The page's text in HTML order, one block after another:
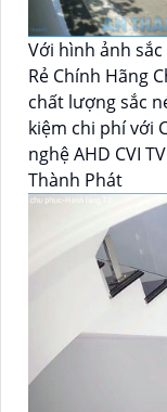
Với hình ảnh
Rẻ Chính Hãng
chất lượng sắc
kiệm chi phí với
nghệ AHD CVI
Thành Phát